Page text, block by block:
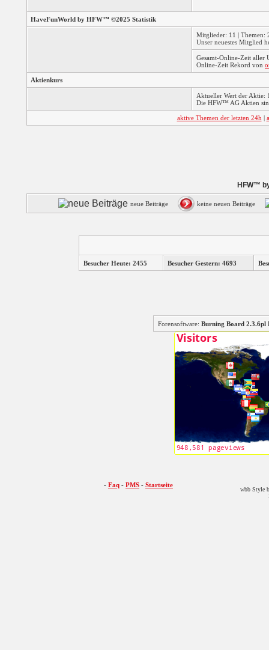
HaveFunWorld by HFW™ ©2025 Statistik
Mitglieder: 11 | Themen:
Unser neuestes Mitglied
Gesamt-Online-Zeit aller
Online-Zeit Rekord von
Aktienkurs
Aktueller Wert der Aktie:
Die HFW™ AG Aktien
aktive Themen der letzten 24h |
HFW™
neue Beiträge keine neuen Beiträge
Besucher Heute: 2455 Besucher Gestern: 4693
Forensoftware: Burning Board
- Faq - PMS - Startseite
wbb Style